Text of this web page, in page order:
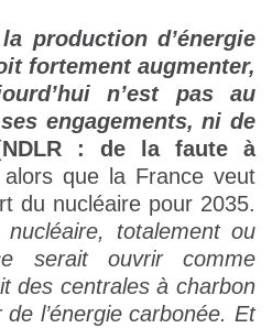
la production d’énergie
fortement augmenter,
n’est pas au
engagements, ni de
NDLR : de la faute à
que la France veut
du nucléaire pour 2035.
totalement ou
serait ouvrir comme
des centrales à charbon
l’énergie carbonée. Et